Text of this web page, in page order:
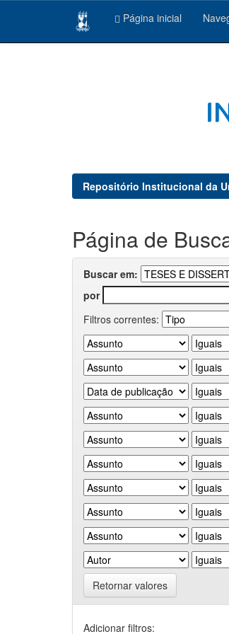
Página inicial
Repositório Institucional da
Página de
Buscar em:
por
Filtros correntes:
Retornar valores
Adicionar filtros: